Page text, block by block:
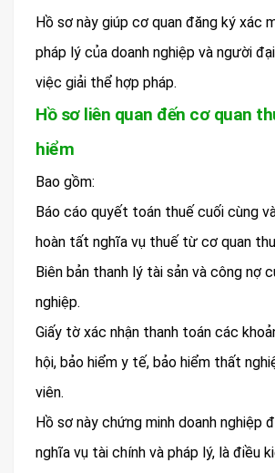
Hồ sơ này giúp cơ quan đăng ký xác
pháp lý của doanh nghiệp và người
việc giải thể hợp pháp.
Hồ sơ liên quan đến cơ quan
hiểm
Bao gồm:
Báo cáo quyết toán thuế cuối cùng
hoàn tất nghĩa vụ thuế từ cơ quan
Biên bản thanh lý tài sản và công nợ
nghiệp.
Giấy tờ xác nhận thanh toán các
hội, bảo hiểm y tế, bảo hiểm thất
viên.
Hồ sơ này chứng minh doanh nghiệp
nghĩa vụ tài chính và pháp lý, là điều